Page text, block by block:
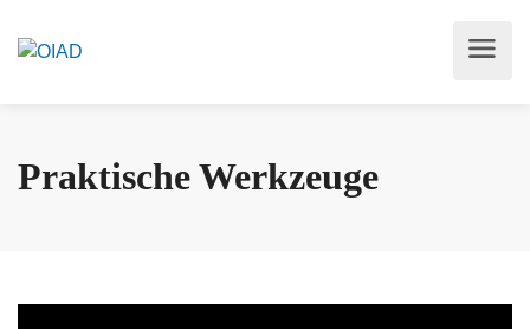
Praktische Werkzeuge